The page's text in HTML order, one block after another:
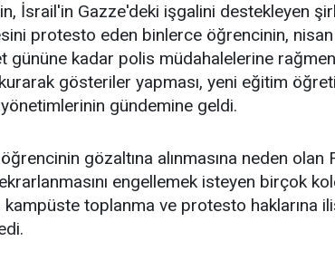
İsrail'in Gazze'deki işgalini destekleyen
protesto eden binlerce öğrencinin, nisan
gününe kadar polis müdahalelerine
gösteriler yapması, yeni eğitim
gündemine geldi.
gözaltına alınmasına neden olan
engellemek isteyen birçok
toplanma ve protesto haklarına